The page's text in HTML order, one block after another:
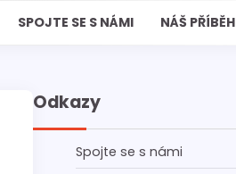
SPOJTE SE S NÁMI NÁŠ PŘÍBĚH
Odkazy
Spojte se s námi